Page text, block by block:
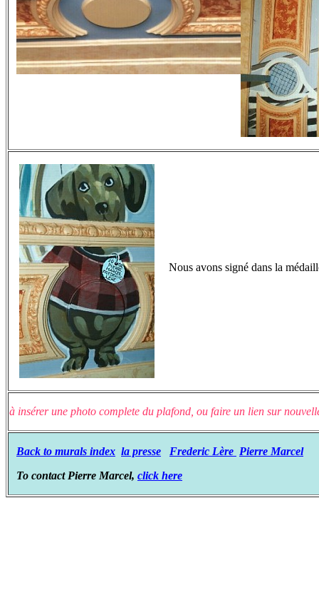
Nous avons signé dans la
à insérer une photo complete du plafond, ou faire un lien sur
Back to murals index la presse Frederic Lère Pierre Marcel
To contact Pierre Marcel, click here